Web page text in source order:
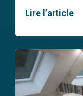
Lire l’article